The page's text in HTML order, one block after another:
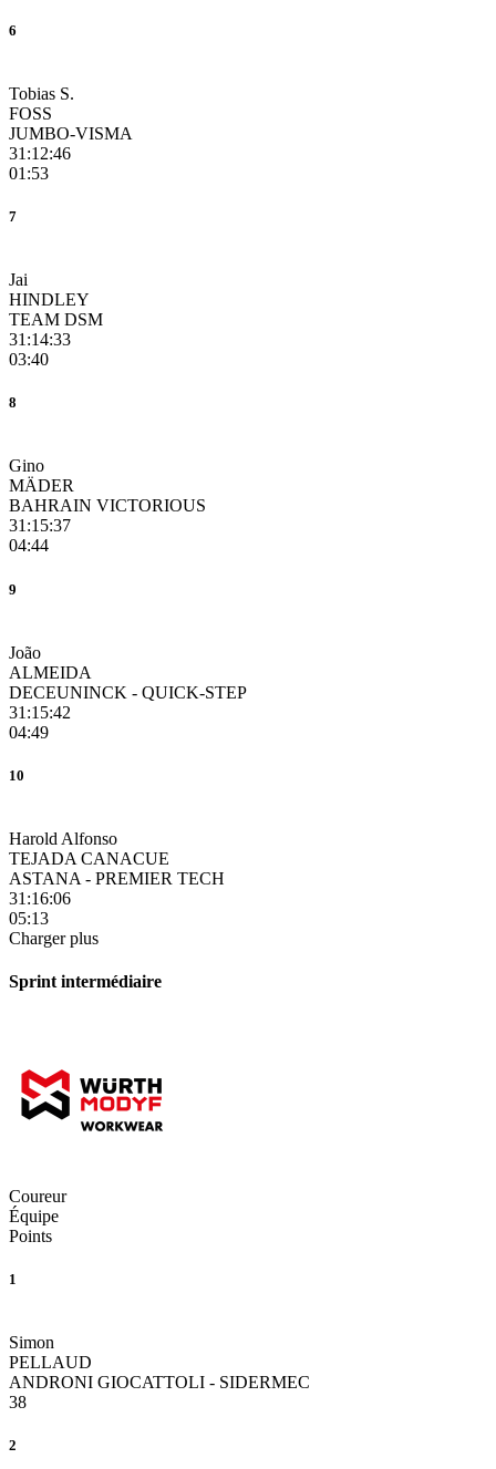
6
Tobias S.
FOSS
JUMBO-VISMA
31:12:46
01:53
7
Jai
HINDLEY
TEAM DSM
31:14:33
03:40
8
Gino
MÄDER
BAHRAIN VICTORIOUS
31:15:37
04:44
9
João
ALMEIDA
DECEUNINCK - QUICK-STEP
31:15:42
04:49
10
Harold Alfonso
TEJADA CANACUE
ASTANA - PREMIER TECH
31:16:06
05:13
Charger plus
Sprint intermédiaire
Coureur
Équipe
Points
1
Simon
PELLAUD
ANDRONI GIOCATTOLI - SIDERMEC
38
2